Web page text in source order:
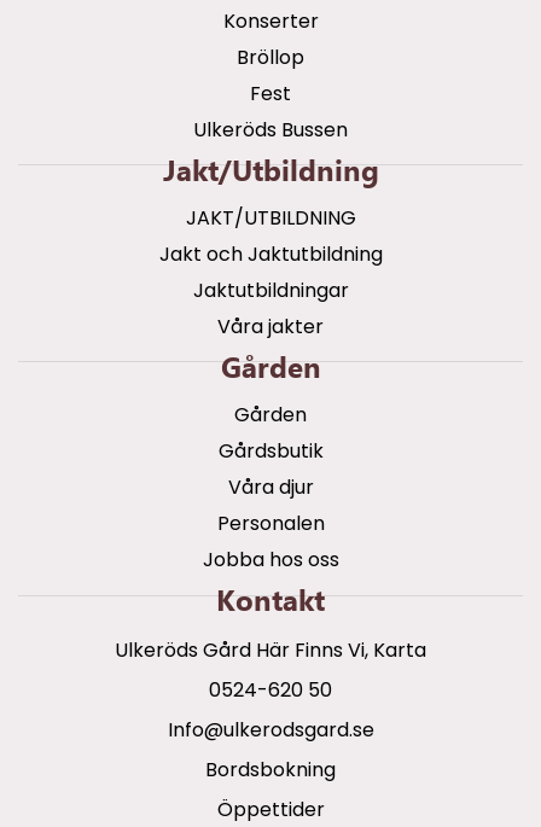
Konserter
Bröllop
Fest
Ulkeröds Bussen
Jakt/utbildning
JAKT/UTBILDNING
Jakt och Jaktutbildning
Jaktutbildningar
Våra jakter
Gården
Gården
Gårdsbutik
Våra djur
Personalen
Jobba hos oss
Kontakt
Ulkeröds Gård Här Finns Vi, Karta
0524-620 50
info@ulkerodsgard.se
Bordsbokning
Öppettider